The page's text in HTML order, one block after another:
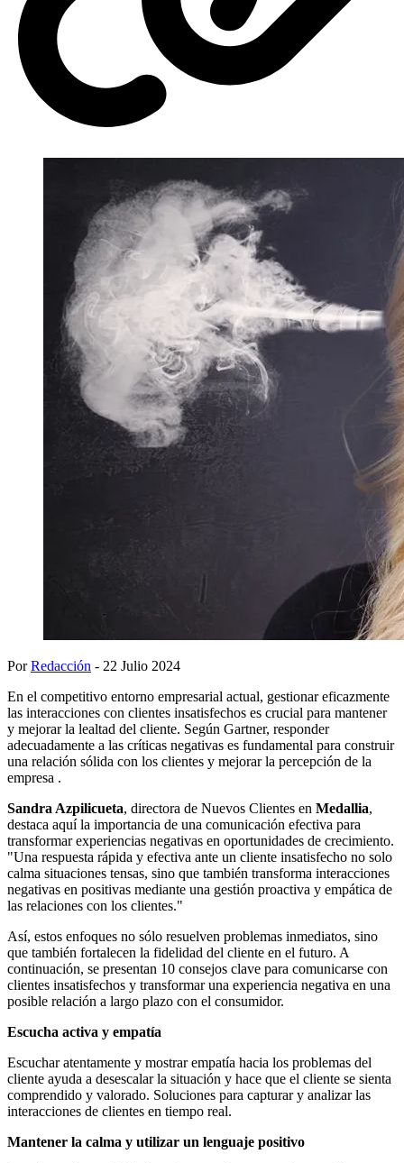
PorRedacción - 22 Julio 2024
En el competitivo entorno empresarial actual, gestionar eficazmente
las interacciones con clientes insatisfechos es crucial para mantener
y mejorar la lealtad del cliente. Según Gartner, responder
adecuadamente a las críticas negativas es fundamental para construir
una relación sólida con los clientes y mejorar la percepción de la
empresa​ ​.
Sandra Azpilicueta, directora de Nuevos Clientes en Medallia,
destaca aquí la importancia de una comunicación efectiva para
transformar experiencias negativas en oportunidades de crecimiento.
"Una respuesta rápida y efectiva ante un cliente insatisfecho no solo
calma situaciones tensas, sino que también transforma interacciones
negativas en positivas mediante una gestión proactiva y empática de
las relaciones con los clientes."
Así, estos enfoques no sólo resuelven problemas inmediatos, sino
que también fortalecen la fidelidad del cliente en el futuro. A
continuación, se presentan 10 consejos clave para comunicarse con
clientes insatisfechos y transformar una experiencia negativa en una
posible relación a largo plazo con el consumidor.
Escucha activa y empatía
Escuchar atentamente y mostrar empatía hacia los problemas del
cliente ayuda a desescalar la situación y hace que el cliente se sienta
comprendido y valorado. Soluciones para capturar y analizar las
interacciones de clientes en tiempo real.
Mantener la calma y utilizar un lenguaje positivo